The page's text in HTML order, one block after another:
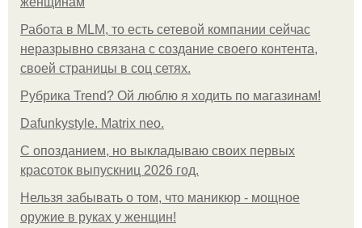
Работа в MLM, то есть сетевой компании сейчас
неразрывно связана с создание своего контента,
своей страницы в соц сетях.
Рубрика Trend? Ой люблю я ходить по магазинам!
Dafunkystyle. Matrix neo.
С опозданием, но выкладываю своих первых
красоток выпускниц 2026 год.
Нельзя забывать о том, что маникюр - мощное
оружие в руках у женщин!